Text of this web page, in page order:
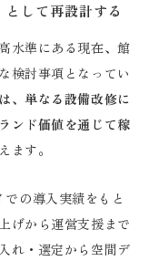
して再設計する
水準にある現在、館
検討事項となってい
、単なる設備改修に
ンド価値を通じて稼
ます。
の導入実績をもと
げから運営支援まで
れ・選定から空間デ